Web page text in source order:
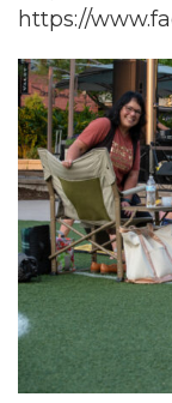
https://